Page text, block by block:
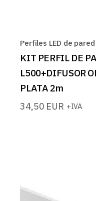
Perfiles LED de pared
KIT PERFIL DE
L500+DIFUSOR
PLATA 2m
34,50 EUR +IVA